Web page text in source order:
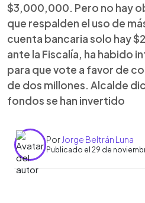
$3,000,000. Pero no hay
que respalden el uso de
cuenta bancaria solo hay
ante la Fiscalía, ha habido
para que vote a favor de
de dos millones. Alcalde
fondos se han invertido
Por Jorge Beltrán Luna
Publicado el 29 de